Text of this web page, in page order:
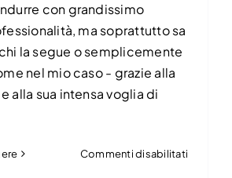
con grandissimo
ma soprattutto sa
la segue o semplicemente
nel mio caso - grazie alla
alla sua intensa voglia di
Commenti disabilitati